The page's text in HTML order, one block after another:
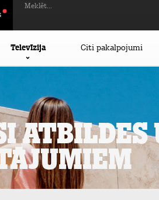
Meklēt...
Televīzija Citi pakalpojumi
atbildes